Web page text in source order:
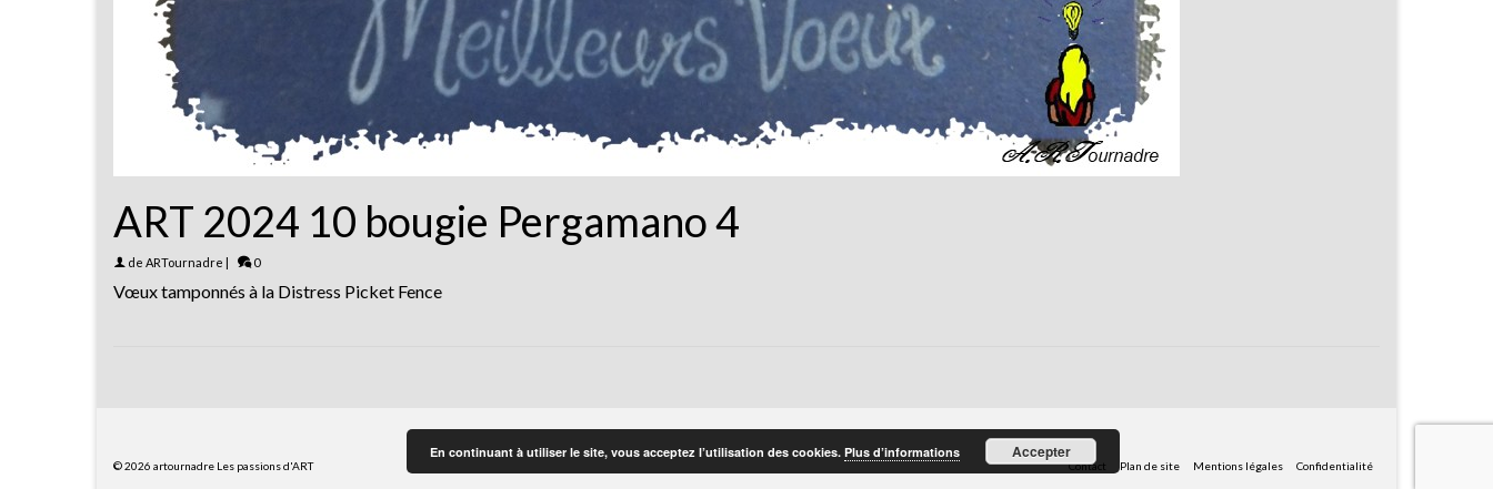
ART 2024 10 bougie Pergamano 4
de ARTournadre | 0
Vœux tamponnés à la Distress Picket Fence
Contact Plan de site Mentions légales Confidentialité
© 2026 artournadre Les passions d'ART
En continuant à utiliser le site, vous acceptez l’utilisation des cookies. Plus d’informations Accepter